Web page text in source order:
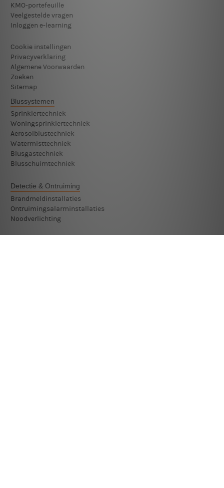
KMO-portefeuille
Veelgestelde vragen
Inloggen e-learning
Cookie instellingen
Privacyverklaring
Algemene Voorwaarden
Zoeken
Sitemap
Blussystemen
Sprinklertechniek
Woningsprinklertechniek
Aerosolblustechniek
Watermisttechniek
Blusgastechniek
Blusschuimtechniek
Detectie & Ontruiming
Brandmeldinstallaties
Ontruimingsalarminstallaties
Noodverlichting